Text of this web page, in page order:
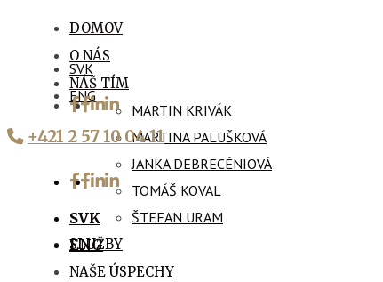
DOMOV
O NÁS
NÁŠ TÍM
MARTIN KRIVÁK
MARTINA PALUŠKOVÁ
JANKA DEBRECÉNIOVÁ
TOMÁŠ KOVAL
ŠTEFAN URAM
SLUŽBY
NAŠE ÚSPECHY
SVK
ENG
+421 2 57 10 04 11
SVK
ENG